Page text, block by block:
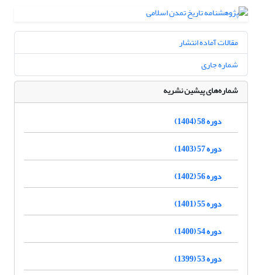
مقالات آماده انتشار
شماره جاری
شماره‌های پیشین نشریه
دوره 58 (1404)
دوره 57 (1403)
دوره 56 (1402)
دوره 55 (1401)
دوره 54 (1400)
دوره 53 (1399)